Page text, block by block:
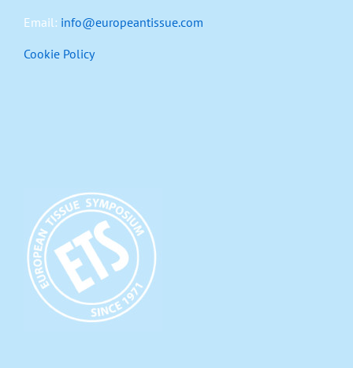
Email: info@europeantissue.com
Cookie Policy